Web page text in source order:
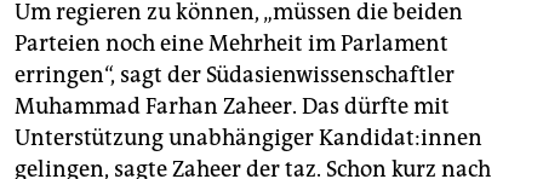
Um regieren zu können, „müssen die beiden
Parteien noch eine Mehrheit im Parlament
erringen“, sagt der Südasienwissenschaftler
Muhammad Farhan Zaheer. Das dürfte mit
Unterstützung unabhängiger Kan­di­da­t:in­nen
gelingen, sagte Zaheer der taz. Schon kurz nach